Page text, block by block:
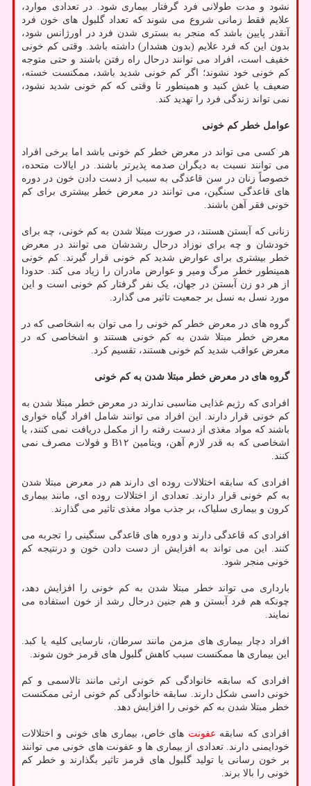
نشود و مدت طولانی فرد گرفتار بیماری شود. در تعدادی موارد،
علایم فقط زمانی شروع می شوند که تعداد گلبول های خون فرد
آنقدر پایین باشد که منجر به بستری شدن فرد در اورژانس شود،
بدون این که فرد علایم (بدون هشدار) داشته باشد. وقتی کم خونی
خفیف است، افراد می توانند درحال راه رفتن باشند و حتی متوجه
کم خونی خود نشوند؛ اگر کم خونی شدید باشد، ممکنست خسته،
ضعیف یا غش کنید و همینطور تا وقتی که کم خونی شدید نشود،
نمی تواند زندگی فرد را تهدید کند.
عوامل خطر کم خونی
هر کسی می تواند در معرض خطر کم خونی باشد اما برخی افراد
می توانند نسبت به دیگران صدمه پذیرتر باشند. در ایالات متحده،
خصوصاً زنان در سن قاعدگی به سبب از دست دادن خون در دوره
های قاعدگی سنگین، می توانند در معرض خطر بیشتری برای کم
خونی فقر آهن باشند.
زنانی که آبستن هستند، در صورت مبتلا شدن به کم خونی، چه برای
خودشان و چه برای نوزاد درحال رشدشان می توانند در معرض
خطر بیشتری برای عوارض شدید کم خونی قرار گیرند. کم خونی
همینطور خطر مرگ ومیر و عوارض مادران را زیاد می کند. حدودا
از هر دو زن آبستن در جهان، یک نفر گرفتار کم خونی است و این
مورد نسل به نسل بر جمعیت تاثیر می گذارد.
گروه های در معرض خطر کم خونی را می توان به اشخاصی که در
معرض خطر مبتلا شدن به کم خونی هستند و اشخاصی که در
معرض عواقب شدید کم خونی هستند، تقسیم کرد.
گروه های در معرض خطر مبتلا شدن به کم خونی
افرادی که رژیم غذایی مناسبی ندارند در معرض خطر مبتلا شدن به
کم خونی قرار دارند. این افراد می توانند شامل افراد گیاه خواری
باشند که مواد مغذی از دست رفته را از مکمل دریافت نمی کنند، یا
اشخاصی که به قدر لازم آهن، ویتامین B۱۲ و فولات مصرف نمی
کنند.
افرادی که سابقه اختلالات روده ای دارند هم در معرض مبتلا شدن
به کم خونی قرار دارند. تعدادی از اختلالات روده ای، مانند بیماری
کرون و بیماری سلیاک، بر جذب مواد مغذی تاثیر می گذارند.
افرادی که قاعدگی دارند و دوره های قاعدگی سنگینی را تجربه می
کنند. این می تواند به افزایش از دست دادن خون و درنتیجه کم
خونی منجر شود.
بارداری می تواند خطر مبتلا شدن به کم خونی را افزایش دهد،
چونکه هم فرد آبستن و هم جنین درحال رشد از خون استفاده می
نمایند.
افراد دچار بیماری های مزمن مانند سرطان، نارسایی کلیه یا کبد.
این بیماری ها ممکنست سبب کاهش گلبول های قرمز خون شوند.
افرادی که سابقه خانوادگی کم خونی ارثی مانند تالاسمی و کم
خونی داسی شکل دارند. سابقه خانوادگی کم خونی ارثی ممکنست
خطر مبتلا شدن به کم خونی را افزایش دهد.
افرادی که سابقه عفونت های خاص، بیماری های خونی و اختلالات
خودایمنی دارند. تعدادی از بیماری ها و عفونت های خونی می توانند
بر خون رسانی یا تولید گلبول های قرمز تاثیر بگذارند و خطر کم
خونی را بالا برند.